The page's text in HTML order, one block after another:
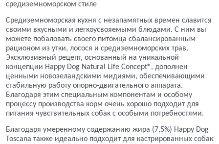
средиземноморском стиле
Средиземноморская кухня с незапамятных времен славится
своими вкусными и легкоусвояемыми блюдами. С ним вы
можете побаловать своего питомца сбалансированным
рационом из утки, лосося и средиземноморских трав.
Эксклюзивный рецепт, основанный на уникальной
концепции Happy Dog Natural Life Concept®, дополнен
ценными новозеландскими мидиями, обеспечивающими
стабильную работу опорно-двигательного аппарата.
Благодаря этим специальным компонентам и особому
процессу производства корм очень хорошо подходит для
питания чувствительных собак с особыми потребностями.
Благодаря умеренному содержанию жира (7,5%) Happy Dog
Toscana также идеально подходит для кастрированных собак